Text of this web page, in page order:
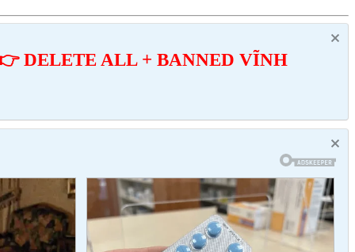
DELETE ALL + BANNED VĨNH